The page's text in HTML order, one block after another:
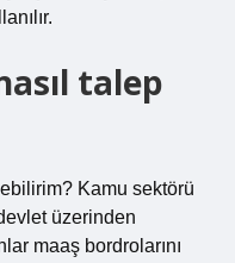
talep
Kamu sektörü
üzerinden
maaş bordrolarını